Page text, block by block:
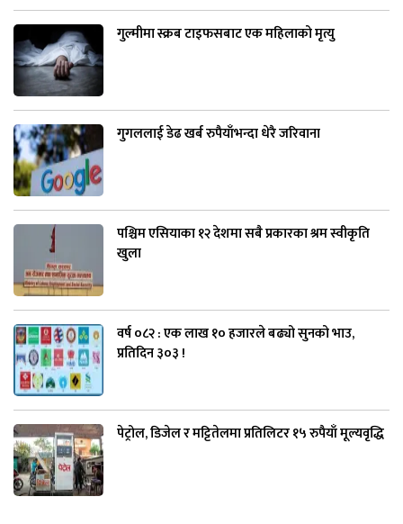
गुल्मीमा स्क्रब टाइफसबाट एक महिलाको मृत्यु
गुगललाई डेढ खर्ब रुपैयाँभन्दा धेरै जरिवाना
पश्चिम एसियाका १२ देशमा सबै प्रकारका श्रम स्वीकृति
खुला
वर्ष ०८२ : एक लाख १० हजारले बढ्यो सुनको भाउ,
प्रतिदिन ३०३ !
पेट्रोल, डिजेल र मट्टितेलमा प्रतिलिटर १५ रुपैयाँ मूल्यवृद्धि